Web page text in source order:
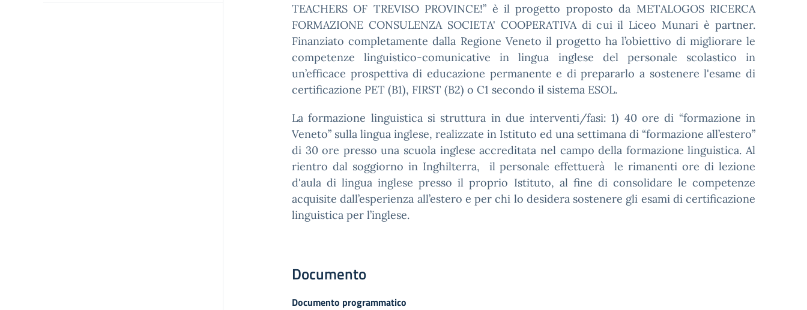
TEACHERS OF TREVISO PROVINCE!” è il progetto proposto da METALOGOS RICERCA
FORMAZIONE CONSULENZA SOCIETA' COOPERATIVA di cui il Liceo Munari è partner.
Finanziato completamente dalla Regione Veneto il progetto ha l’obiettivo di migliorare le
competenze linguistico-comunicative in lingua inglese del personale scolastico in
un’efficace prospettiva di educazione permanente e di prepararlo a sostenere l'esame di
certificazione PET (B1), FIRST (B2) o C1 secondo il sistema ESOL.
La formazione linguistica si struttura in due interventi/fasi: 1) 40 ore di “formazione in
Veneto” sulla lingua inglese, realizzate in Istituto ed una settimana di “formazione all’estero”
di 30 ore presso una scuola inglese accreditata nel campo della formazione linguistica. Al
rientro dal soggiorno in Inghilterra, il personale effettuerà le rimanenti ore di lezione
d'aula di lingua inglese presso il proprio Istituto, al fine di consolidare le competenze
acquisite dall’esperienza all’estero e per chi lo desidera sostenere gli esami di certificazione
linguistica per l’inglese.
Documento
Documento programmatico